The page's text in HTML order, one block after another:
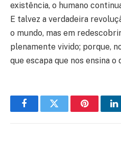
existência, o humano
E talvez a verdadeira
o mundo, mas em
plenamente vivido; porque,
que escapa que nos ensina o
FacebookTwitter Pinterest